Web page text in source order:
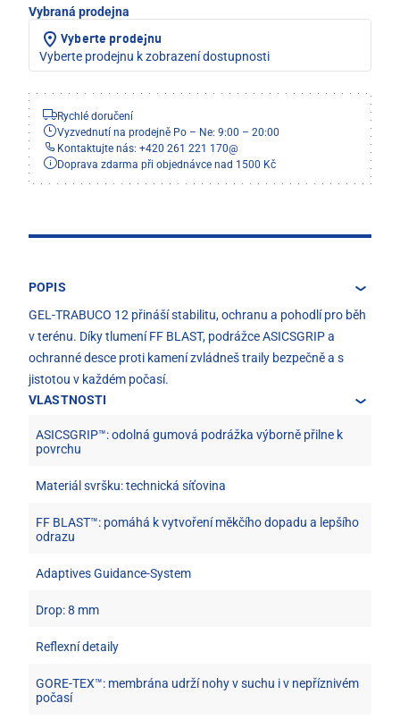
Vybraná prodejna
Vyberte prodejnu
Vyberte prodejnu k zobrazení dostupnosti
Rychlé doručení
Vyzvednutí na prodejně Po – Ne: 9:00 – 20:00
Kontaktujte nás: +420 261 221 170@
Doprava zdarma při objednávce nad 1500 Kč
POPIS
GEL-TRABUCO 12 přináší stabilitu, ochranu a pohodlí pro běh
v terénu. Díky tlumení FF BLAST, podrážce ASICSGRIP a
ochranné desce proti kamení zvládneš traily bezpečně a s
jistotou v každém počasí.
VLASTNOSTI
ASICSGRIP™: odolná gumová podrážka výborně přilne k
povrchu
Materiál svršku: technická síťovina
FF BLAST™: pomáhá k vytvoření měkčího dopadu a lepšího
odrazu
Adaptives Guidance-System
Drop: 8 mm
Reflexní detaily
GORE-TEX™: membrána udrží nohy v suchu i v nepříznivém
počasí